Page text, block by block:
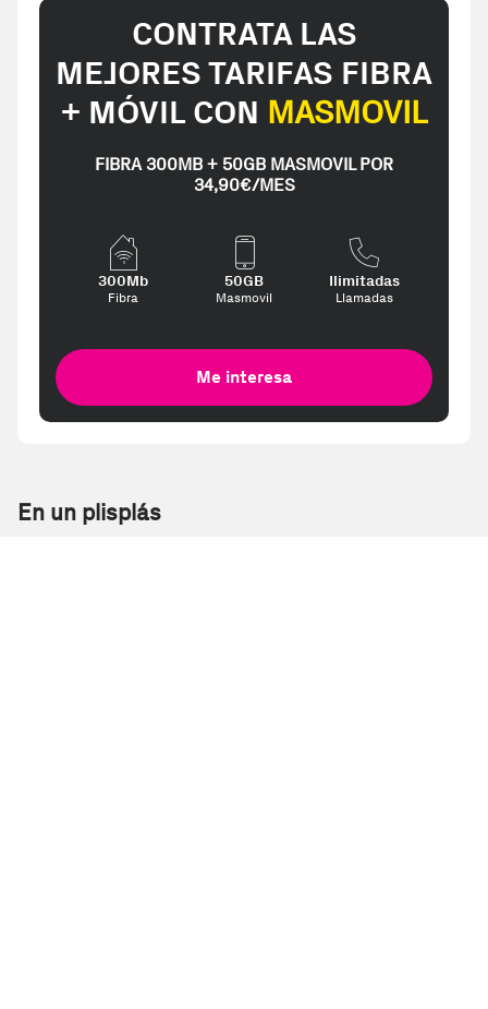
CONTRATA LAS
MEJORES TARIFAS FIBRA
+ MÓVIL CON MASMOVIL
FIBRA 300MB + 50GB MASMOVIL POR
34,90€/MES
300Mb
Fibra
50GB
Masmovil
Ilimitadas
Llamadas
Me interesa
En un plisplás